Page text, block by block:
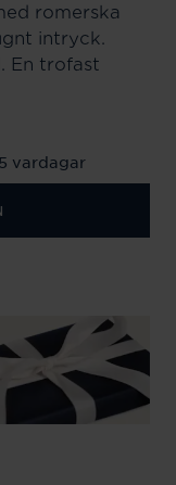
romerska
intryck.
En trofast
vardagar